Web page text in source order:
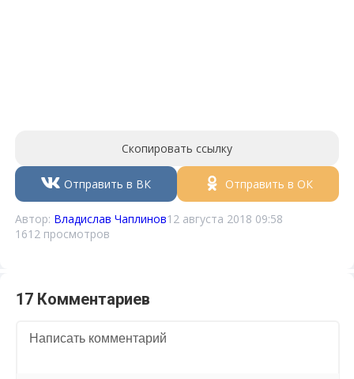
Скопировать ссылку
Отправить в ВК Отправить в ОК
Автор: Владислав Чаплинов12 августа 2018 09:58
1612 просмотров
17 Комментариев